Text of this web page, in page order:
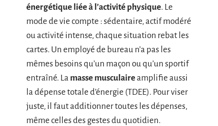
énergétique liée à l’activité physique. Le
mode de vie compte : sédentaire, actif modéré
ou activité intense, chaque situation rebat les
cartes. Un employé de bureau n’a pas les
mêmes besoins qu’un maçon ou qu’un sportif
entraîné. La masse musculaireamplifie aussi
la dépense totale d’énergie (TDEE). Pour viser
juste, il faut additionner toutes les dépenses,
même celles des gestes du quotidien.